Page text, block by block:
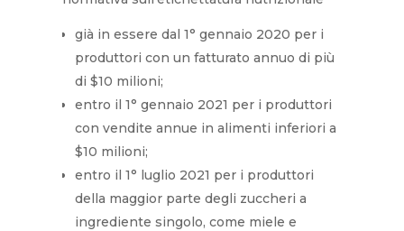
già in essere dal 1° gennaio 2020 per i
produttori con un fatturato annuo di più
di $10 milioni;
entro il 1° gennaio 2021 per i produttori
con vendite annue in alimenti inferiori a
$10 milioni;
entro il 1° luglio 2021 per i produttori
della maggior parte degli zuccheri a
ingrediente singolo, come miele e